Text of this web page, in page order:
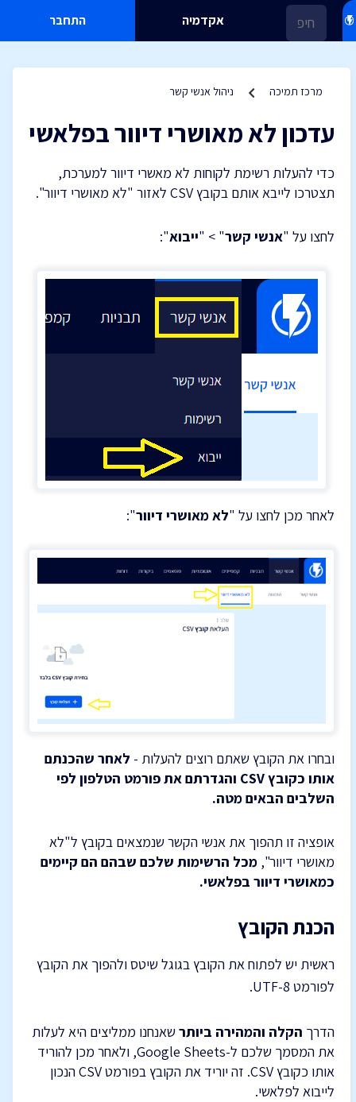
אקדמיה התחבר
מרכז תמיכה ניהול אנשי קשר
עדכון לא מאושרי דיוור בפלאשי
כדי להעלות רשימת לקוחות לא מאשרי דיוור למערכת,
תצטרכו לייבא אותם בקובץ CSV לאזור "לא מאושרי דיוור".
לחצו על "אנשי קשר" > "ייבוא":
לאחר מכן לחצו על "לא מאושרי דיוור":
ובחרו את הקובץ שאתם רוצים להעלות - לאחר שהכנתם
אותו כקובץ CSV והגדרתם את פורמט הטלפון לפי
השלבים הבאים מטה.
אופציה זו תהפוך את אנשי הקשר שנמצאים בקובץ ל"לא
מאושרי דיוור", מכל הרשימות שלכם שבהם הם קיימים
כמאושרי דיוור בפלאשי.
הכנת הקובץ
ראשית יש לפתוח את הקובץ בגוגל שיטס ולהפוך את הקובץ
לפורמט UTF-8.
הדרך הקלה והמהירה ביותרשאנחנו ממליצים היא לעלות
את המסמך שלכם ל-Google Sheets, ולאחר מכן להוריד
אותו כקובץ CSV. זה יוריד את הקובץ בפורמט CSV הנכון
לייבוא לפלאשי.